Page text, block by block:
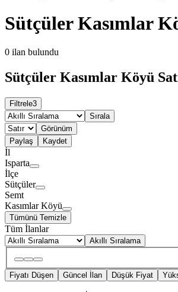
Sütçüler Kasımlar
0 ilan bulundu
Sütçüler Kasımlar Köyü
Filtrele3
Sırala
Görünüm
Paylaş
Kaydet
İl
Isparta
İlçe
Sütçüler
Semt
Kasımlar Köyü
Tümünü Temizle
Tüm İlanlar
Akıllı Sıralama
Fiyatı Düşen Güncel İlan Düşük Fiyat